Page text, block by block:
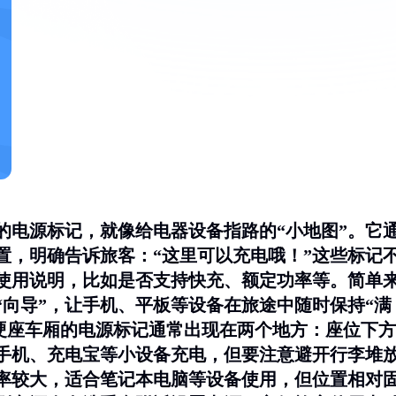
源标记，就像给电器设备指路的“小地图”。它
明确告诉旅客：“这里可以充电哦！”这些标记
用说明，比如是否支持快充、额定功率等。简单
导”，让手机、平板等设备在旅途中随时保持“满
车厢的电源标记通常出现在两个地方： 座位下方
机、充电宝等小设备充电，但要注意避开行李堆
较大，适合笔记本电脑等设备使用，但位置相对